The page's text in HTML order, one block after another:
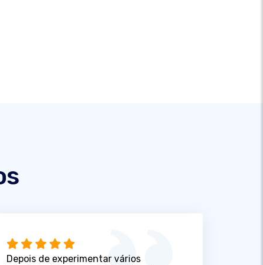
Depois de experimentar vários